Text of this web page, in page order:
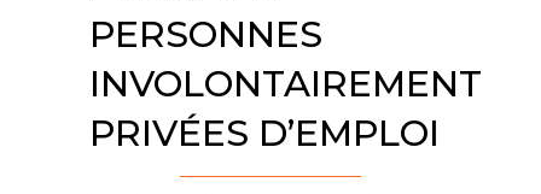
PERSONNES
INVOLONTAIREMENT
PRIVÉES D’EMPLOI